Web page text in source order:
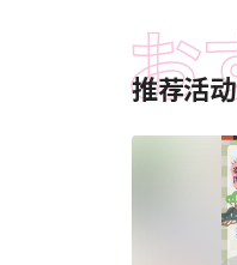
推荐活动